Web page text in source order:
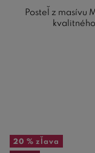
Posteľ z
20 % zľava